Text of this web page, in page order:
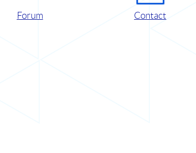
Forum Contact